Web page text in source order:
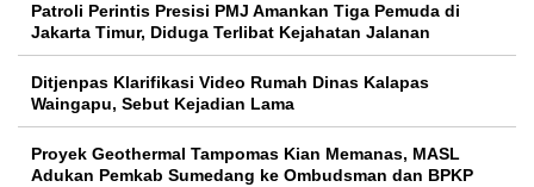
Patroli Perintis Presisi PMJ Amankan Tiga Pemuda di
Jakarta Timur, Diduga Terlibat Kejahatan Jalanan
Ditjenpas Klarifikasi Video Rumah Dinas Kalapas
Waingapu, Sebut Kejadian Lama
Proyek Geothermal Tampomas Kian Memanas, MASL
Adukan Pemkab Sumedang ke Ombudsman dan BPKP